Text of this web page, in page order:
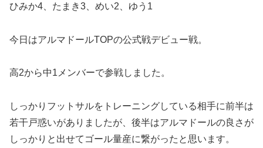
ひみか4、たまき3、めい2、ゆう1
今日はアルマドールTOPの公式戦デビュー戦。
高2から中1メンバーで参戦しました。
しっかりフットサルをトレーニングしている相手に前半は
若干戸惑いがありましたが、後半はアルマドールの良さが
しっかりと出せてゴール量産に繋がったと思います。